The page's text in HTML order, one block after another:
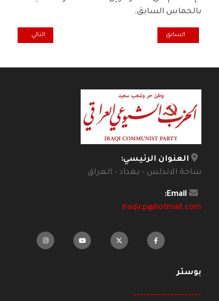
بالحماس السابق.
المقال السابق: دور القبلية في البناء السياسي للدولة العراقية منذ1921 الى يومنا هذا
السابق المقال التالي:
التالي
العنوان الرئيسي:
ساحة الاندلس - بغداد - العراق
Email:
iraqicp@hotmail.com
بوستر
--------------------